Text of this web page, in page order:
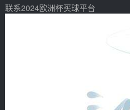
联系2024欧洲杯买球平台